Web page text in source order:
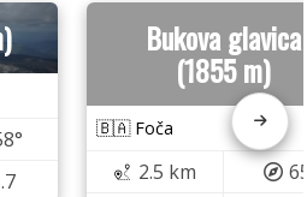
Bukova glavica
(1855 m)
🇧🇦 Foča
2.5 km